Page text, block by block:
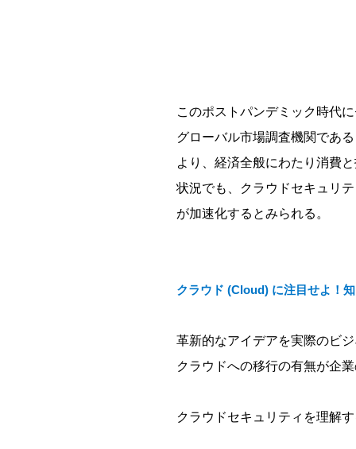
このポストパンデミック時代
グローバル市場調査機関であ
より、経済全般にわたり消費
状況でも、クラウドセキュリ
が加速化するとみられる。
クラウド (Cloud) に注目せよ！
革新的なアイデアを実際のビ
クラウドへの移行の有無が企
クラウドセキュリティを理解